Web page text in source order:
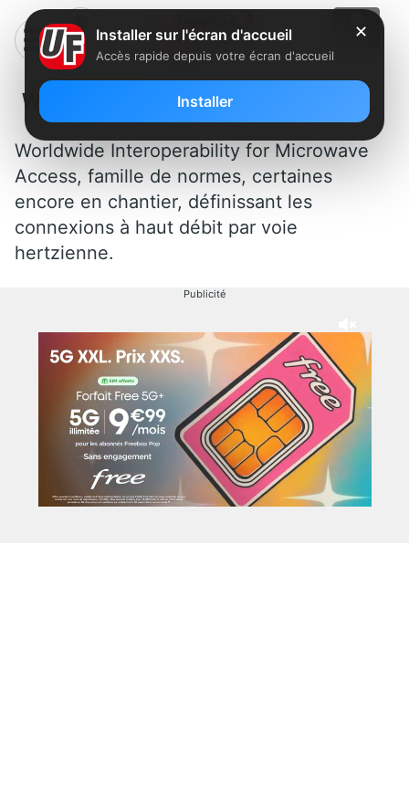
WIMAX
Worldwide Interoperability for Microwave
Access, famille de normes, certaines
encore en chantier, définissant les
connexions à haut débit par voie
hertzienne.
Publicité
✕
Installer sur l'écran d'accueil
Accès rapide depuis votre écran d'accueil
Installer